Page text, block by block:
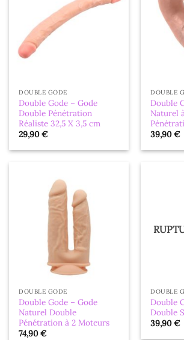
DOUBLE GODE
Double Gode – Gode
Double Pénétration
Réaliste 32,5 X 3,5 cm
29,90€
DOUBLE
Double
Naturel
39,90€
DOUBLE GODE
Double Gode – Gode
Naturel Double
Pénétration à 2 Moteurs
74,90€
DOUBLE
Double
Double
39,90€